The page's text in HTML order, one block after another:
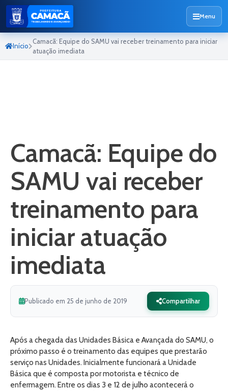
Menu
Início
Camacã: Equipe do SAMU vai receber treinamento para iniciar
atuação imediata
Camacã: Equipe do
SAMU vai receber
treinamento para
iniciar atuação
imediata
Publicado em 25 de junho de 2019 Compartilhar
Após a chegada das Unidades Básica e Avançada do SAMU, o
próximo passo é o treinamento das equipes que prestarão
serviço nas Unidades. Inicialmente funcionará a Unidade
Básica que é composta por motorista e técnico de
enfermagem. Entre os dias 3 e 12 de julho acontecerá o